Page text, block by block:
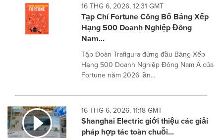
16 THG 6, 2026, 12:31 GMT
Tạp Chí Fortune Công Bố Bảng Xếp
Hạng 500 Doanh Nghiệp Đông
Nam...
Tập Đoàn Trafigura đứng đầu Bảng Xếp
Hạng 500 Doanh Nghiệp Đông Nam Á của
Fortune năm 2026 lần...
16 THG 6, 2026, 11:18 GMT
Shanghai Electric giới thiệu các giải
pháp hợp tác toàn chuỗi...